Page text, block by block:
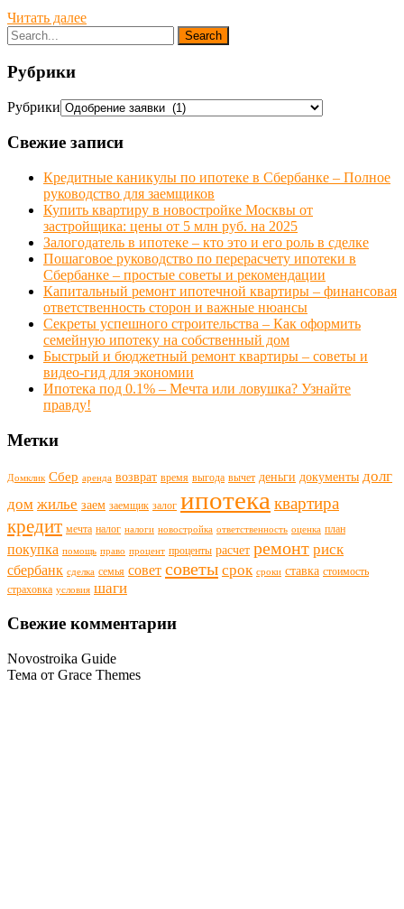
Читать далее
Рубрики
Рубрики
Свежие записи
Кредитные каникулы по ипотеке в Сбербанке – Полное
руководство для заемщиков
Купить квартиру в новостройке Москвы от
застройщика: цены от 5 млн руб. на 2025
Залогодатель в ипотеке – кто это и его роль в сделке
Пошаговое руководство по перерасчету ипотеки в
Сбербанке – простые советы и рекомендации
Капитальный ремонт ипотечной квартиры – финансовая
ответственность сторон и важные нюансы
Секреты успешного строительства – Как оформить
семейную ипотеку на собственный дом
Быстрый и бюджетный ремонт квартиры – советы и
видео-гид для экономии
Ипотека под 0.1% – Мечта или ловушка? Узнайте
правду!
Метки
Домклик Сбер аренда возврат время выгода вычет деньги документы долг
дом жилье заем заемщик залог ипотека квартира
кредит мечта налог налоги новостройка ответственность оценка план
покупка помощь право процент проценты расчет ремонт риск
сбербанк сделка семья совет советы срок сроки ставка стоимость
страховка условия шаги
Свежие комментарии
Novostroika Guide
Тема от Grace Themes